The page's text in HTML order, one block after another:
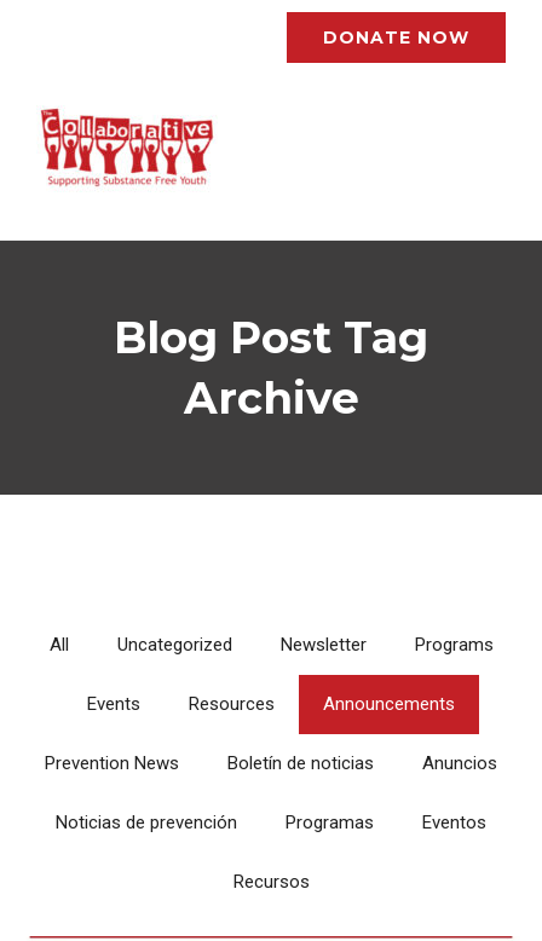
DONATE NOW
Blog Post Tag
Archive
All Uncategorized Newsletter Programs
Events Resources Announcements
Prevention News Boletín de noticias Anuncios
Noticias de prevención Programas Eventos
Recursos